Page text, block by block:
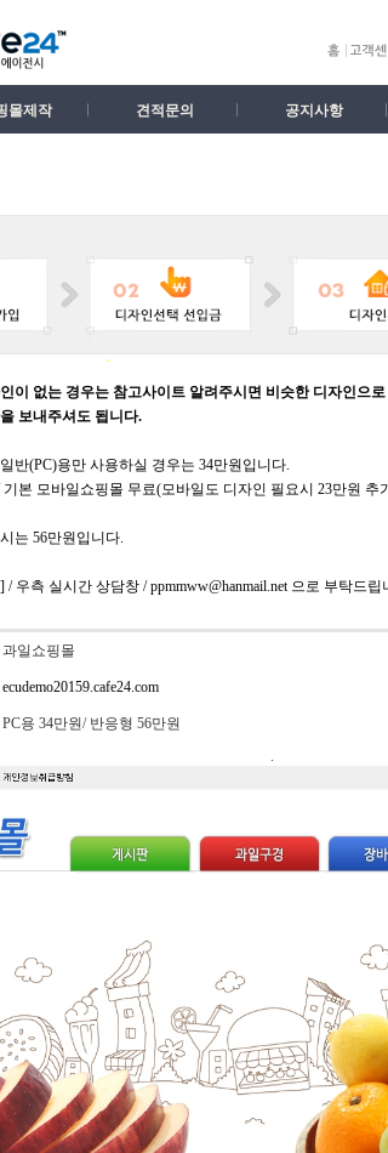
몰제작 견적문의 공지사항
이 없는 경우는 참고사이트 알려주시면 비슷한 디자인으
보내주셔도 됩니다.
반(PC)용만 사용하실 경우는 34만원입니다.
본 모바일쇼핑몰 무료(모바일도 디자인 필요시 23만원 추
는 56만원입니다.
/ 우측 실시간 상담창 / ppmmww@hanmail.net 으로 부탁드립
과일쇼핑몰
ecudemo20159.cafe24.com
PC용 34만원/ 반응형 56만원
.